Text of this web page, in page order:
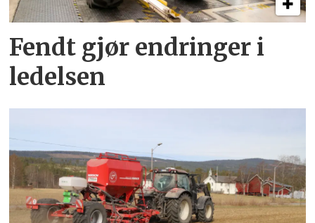
Fendt gjør endringer i
ledelsen